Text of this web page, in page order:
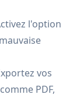
l'option
vos
PDF,